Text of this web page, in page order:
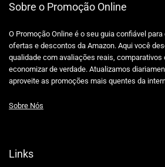
Sobre o Promoção Online
O Promoção Online é o seu guia confiável
ofertas e descontos da Amazon. Aqui você
qualidade com avaliações reais, comparativos
economizar de verdade. Atualizamos
aproveite as promoções mais quentes da
Sobre Nós
Links